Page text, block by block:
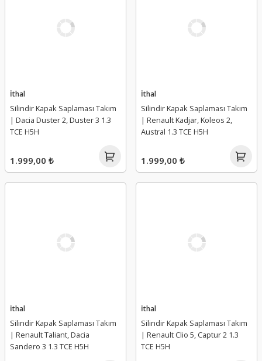
İthal
Silindir Kapak Saplaması Takım
| Dacia Duster 2, Duster 3 1.3
TCE H5H
1.999,00 ₺
İthal
Silindir Kapak Saplaması Takım
| Renault Kadjar, Koleos 2,
Austral 1.3 TCE H5H
1.999,00 ₺
İthal
Silindir Kapak Saplaması Takım
| Renault Taliant, Dacia
Sandero 3 1.3 TCE H5H
İthal
Silindir Kapak Saplaması Takım
| Renault Clio 5, Captur 2 1.3
TCE H5H